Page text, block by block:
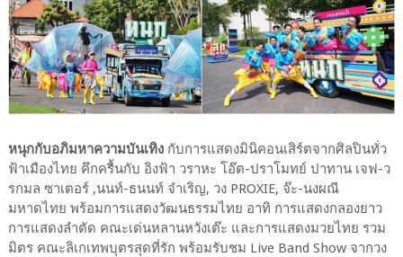
หนุกกับอภิมหาความบันเทิงกับการแสดงมินิคอนเสิร์ตจากศิลปินทั่ว
ฟ้าเมืองไทย คึกครื้นกับ อิงฟ้า วราหะ โอ๊ต-ปราโมทย์ ปาทาน เจฟ-ว
รกมล ซาเตอร์ ,นนท์-ธนนท์ จำเริญ, วง PROXIE, จ๊ะ-นงผณี
มหาดไทย พร้อมการแสดงวัฒนธรรมไทย อาทิ การแสดงกลองยาว
การแสดงลำตัด คณะเด่นหลานหวังเต๊ะ และการแสดงมวยไทย รวม
มิตร คณะลิเกเทพบุตรสุดที่รัก พร้อมรับชม Live Band Show จากวง